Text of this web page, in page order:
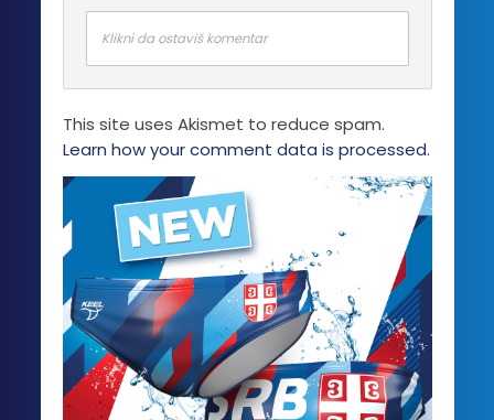
Klikni da ostaviš komentar
This site uses Akismet to reduce spam.
Learn how your comment data is processed.